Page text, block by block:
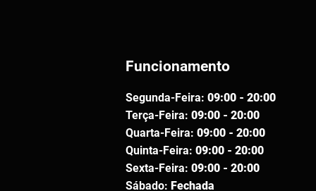
Funcionamento
Segunda-Feira: 09:00 - 20:00
Terça-Feira: 09:00 - 20:00
Quarta-Feira: 09:00 - 20:00
Quinta-Feira: 09:00 - 20:00
Sexta-Feira: 09:00 - 20:00
Sábado: Fechada